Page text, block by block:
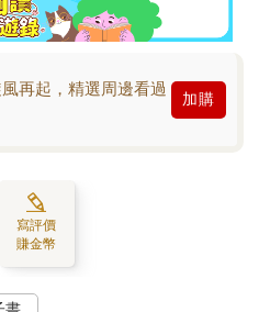
再起，精選周邊看過
加購
寫評價
賺金幣
書